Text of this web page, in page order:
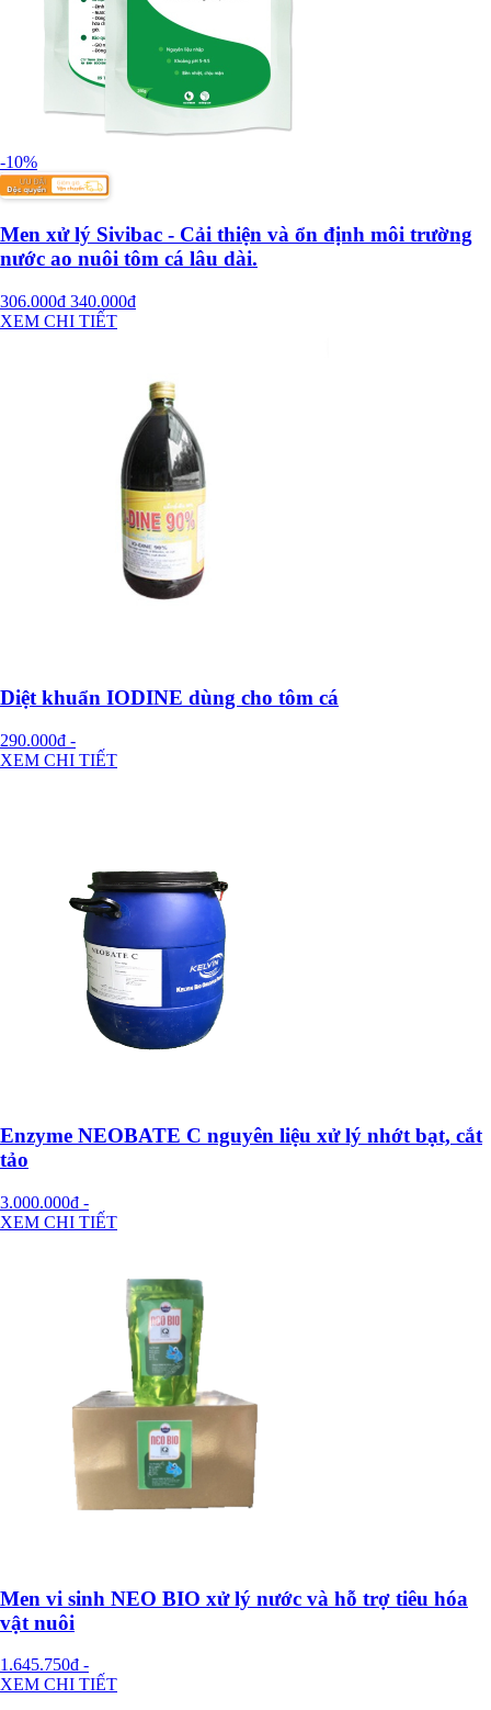
-10%
Men xử lý Sivibac - Cải thiện và ổn định môi trường
nước ao nuôi tôm cá lâu dài.
306.000đ 340.000đ
XEM CHI TIẾT
Diệt khuẩn IODINE dùng cho tôm cá
290.000đ -
XEM CHI TIẾT
Enzyme NEOBATE C nguyên liệu xử lý nhớt bạt, cắt
tảo
3.000.000đ -
XEM CHI TIẾT
Men vi sinh NEO BIO xử lý nước và hỗ trợ tiêu hóa
vật nuôi
1.645.750đ -
XEM CHI TIẾT